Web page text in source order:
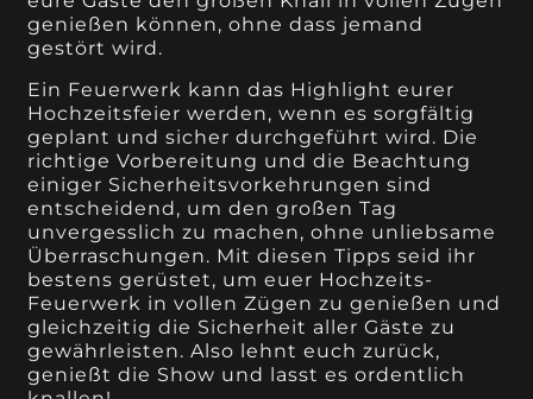
genießen können, ohne dass jemand
gestört wird.
Ein Feuerwerk kann das Highlight eurer
Hochzeitsfeier werden, wenn es sorgfältig
geplant und sicher durchgeführt wird. Die
richtige Vorbereitung und die Beachtung
einiger Sicherheitsvorkehrungen sind
entscheidend, um den großen Tag
unvergesslich zu machen, ohne unliebsame
Überraschungen. Mit diesen Tipps seid ihr
bestens gerüstet, um euer Hochzeits-
Feuerwerk in vollen Zügen zu genießen und
gleichzeitig die Sicherheit aller Gäste zu
gewährleisten. Also lehnt euch zurück,
genießt die Show und lasst es ordentlich